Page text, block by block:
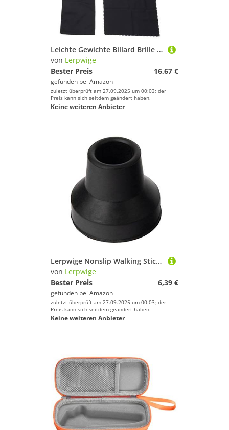
Leichte Gewichte Billard Brille Mit Klarer Bequeme Für Den Spieler Billardwettbewerb Brillen Eyewear
von Lerpwige
Bester Preis
16,67 €
gefunden bei Amazon
zuletzt überprüft am 27.09.2025 um 00:03; der
Preis kann sich seitdem geändert haben.
Keine weiteren Anbieter
Lerpwige Nonslip Walking Stick Pad Caps Wanderende Bottom Crutze Tipps Kopfschutz Gummi Austauschbarer Gummiabdeckungen Pads Rohrstockersatzende Enden
von Lerpwige
Bester Preis
6,39 €
gefunden bei Amazon
zuletzt überprüft am 27.09.2025 um 00:03; der
Preis kann sich seitdem geändert haben.
Keine weiteren Anbieter